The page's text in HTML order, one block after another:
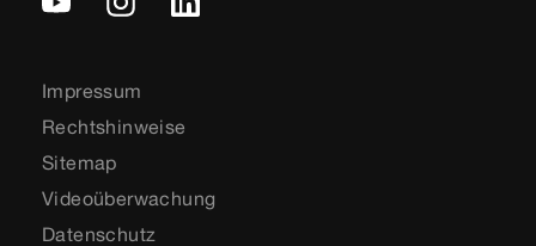
Impressum
Rechtshinweise
Sitemap
Videoüberwachung
Datenschutz